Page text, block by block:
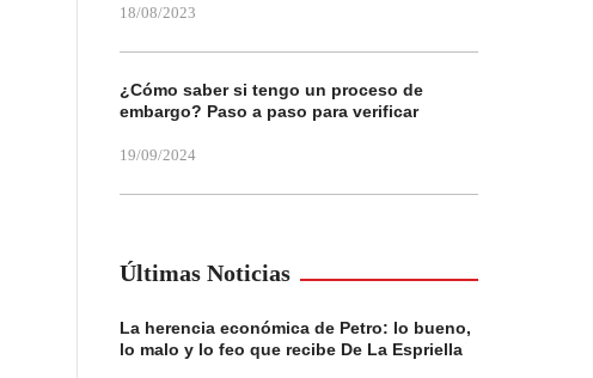
18/08/2023
¿Cómo saber si tengo un proceso de
embargo? Paso a paso para verificar
19/09/2024
Últimas Noticias
La herencia económica de Petro: lo bueno,
lo malo y lo feo que recibe De La Espriella